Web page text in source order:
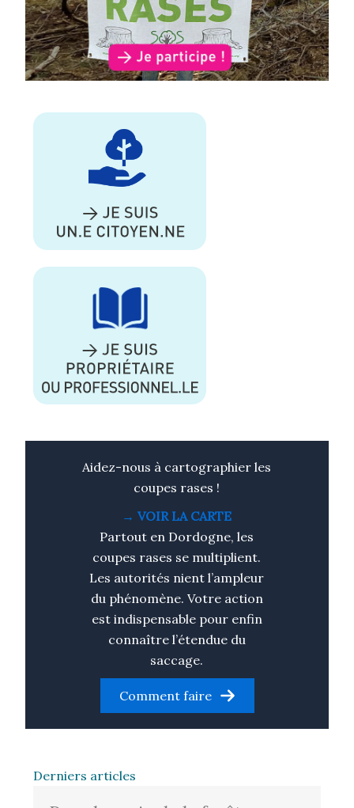
Aidez-nous à cartographier les
coupes rases !
→VOIR LA CARTE
Partout en Dordogne, les
coupes rases se multiplient.
Les autorités nient l’ampleur
du phénomène. Votre action
est indispensable pour enfin
connaître l’étendue du
saccage.
Comment faire
Derniers articles